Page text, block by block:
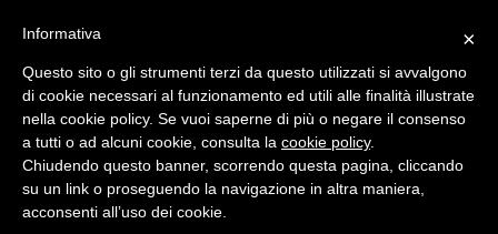
TuttoDonna
Assorbenti interni: modo
d’uso, vantaggi e
controindicazioni
diFederica Trovato
×
Informativa
Questo sito o gli strumenti terzi da questo utilizzati si avvalgono
di cookie necessari al funzionamento ed utili alle finalità illustrate
nella cookie policy. Se vuoi saperne di più o negare il consenso
a tutti o ad alcuni cookie, consulta la cookie policy.
Chiudendo questo banner, scorrendo questa pagina, cliccando
su un link o proseguendo la navigazione in altra maniera,
acconsenti all’uso dei cookie.